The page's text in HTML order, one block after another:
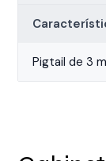
Pigtail de 3 m